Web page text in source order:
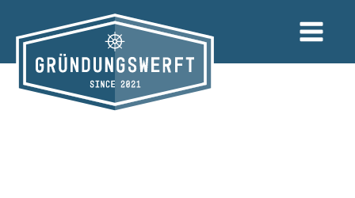
Inhalt
springen